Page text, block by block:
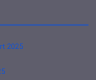
2025